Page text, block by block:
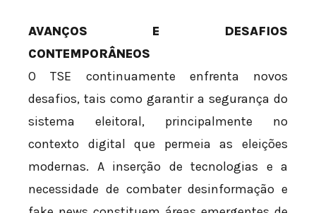
AVANÇOS E DESAFIOS
CONTEMPORÂNEOS
O TSE continuamente enfrenta novos
desafios, tais como garantir a segurança do
sistema eleitoral, principalmente no
contexto digital que permeia as eleições
modernas. A inserção de tecnologias e a
necessidade de combater desinformação e